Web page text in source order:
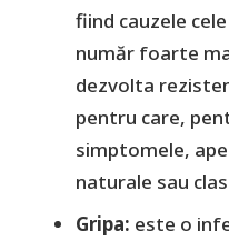
fiind cauzele
număr foarte
dezvolta
pentru care,
simptomele,
naturale sau
Gripa: este o